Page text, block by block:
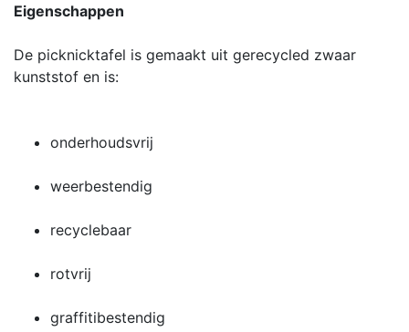
Eigenschappen
De picknicktafel is gemaakt uit gerecycled zwaar
kunststof en is:
onderhoudsvrij
weerbestendig
recyclebaar
rotvrij
graffitibestendig